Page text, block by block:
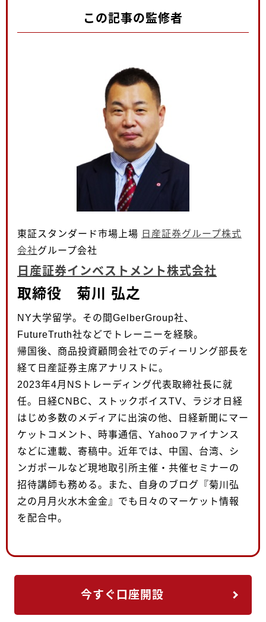
この記事の監修者
東証スタンダード市場上場 日産証券グループ株式
会社グループ会社
日産証券インベストメント株式会社
取締役 菊川 弘之
NY大学留学。その間GelberGroup社、
FutureTruth社などでトレーニーを経験。
帰国後、商品投資顧問会社でのディーリング部長を
経て日産証券主席アナリストに。
2023年4月NSトレーディング代表取締社長に就
任。日経CNBC、ストックボイスTV、ラジオ日経
はじめ多数のメディアに出演の他、日経新聞にマー
ケットコメント、時事通信、Yahooファイナンス
などに連載、寄稿中。近年では、中国、台湾、シ
ンガポールなど現地取引所主催・共催セミナーの
招待講師も務める。また、自身のブログ『菊川弘
之の月月火水木金金』でも日々のマーケット情報
を配合中。
今すぐ口座開設